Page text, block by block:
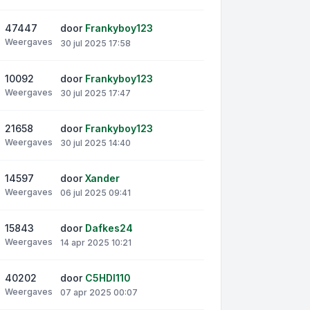
47447
Weergaves
door Frankyboy123
30 jul 2025 17:58
10092
Weergaves
door Frankyboy123
30 jul 2025 17:47
21658
Weergaves
door Frankyboy123
30 jul 2025 14:40
14597
Weergaves
doorXander
06 jul 2025 09:41
15843
Weergaves
door Dafkes24
14 apr 2025 10:21
40202
Weergaves
door C5HDI110
07 apr 2025 00:07